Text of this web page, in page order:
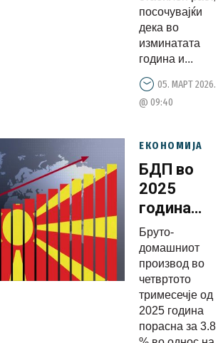
посочувајќи
дека во
изминатата
година и...
05. МАРТ 2026.
@ 09:40
ЕКОНОМИЈА
БДП во
2025
година
пораснал
за 3,5
отсто
Бруто-
домашниот
производ во
четвртото
тримесечје од
2025 година
порасна за 3.8